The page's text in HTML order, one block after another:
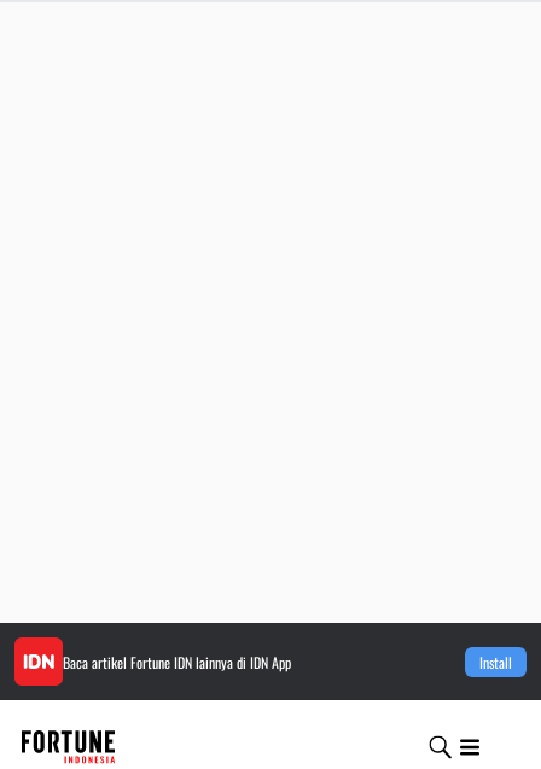
Baca artikel Fortune IDNlainnya di IDN App Install